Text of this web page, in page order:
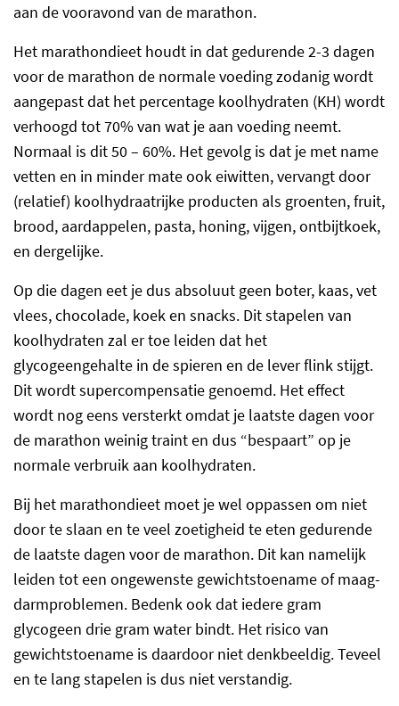
aan de vooravond van de marathon.
Het marathondieet houdt in dat gedurende 2-3 dagen
voor de marathon de normale voeding zodanig wordt
aangepast dat het percentage koolhydraten (KH) wordt
verhoogd tot 70% van wat je aan voeding neemt.
Normaal is dit 50 – 60%. Het gevolg is dat je met name
vetten en in minder mate ook eiwitten, vervangt door
(relatief) koolhydraatrijke producten als groenten, fruit,
brood, aardappelen, pasta, honing, vijgen, ontbijtkoek,
en dergelijke.
Op die dagen eet je dus absoluut geen boter, kaas, vet
vlees, chocolade, koek en snacks. Dit stapelen van
koolhydraten zal er toe leiden dat het
glycogeengehalte in de spieren en de lever flink stijgt.
Dit wordt supercompensatie genoemd. Het effect
wordt nog eens versterkt omdat je laatste dagen voor
de marathon weinig traint en dus “bespaart” op je
normale verbruik aan koolhydraten.
Bij het marathondieet moet je wel oppassen om niet
door te slaan en te veel zoetigheid te eten gedurende
de laatste dagen voor de marathon. Dit kan namelijk
leiden tot een ongewenste gewichtstoename of maag-
darmproblemen. Bedenk ook dat iedere gram
glycogeen drie gram water bindt. Het risico van
gewichtstoename is daardoor niet denkbeeldig. Teveel
en te lang stapelen is dus niet verstandig.